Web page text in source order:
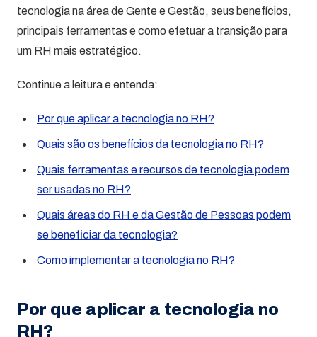
tecnologia na área de Gente e Gestão, seus benefícios,
principais ferramentas e como efetuar a transição para
um RH mais estratégico.
Continue a leitura e entenda:
Por que aplicar a tecnologia no RH?
Quais são os benefícios da tecnologia no RH?
Quais ferramentas e recursos de tecnologia podem
ser usadas no RH?
Quais áreas do RH e da Gestão de Pessoas podem
se beneficiar da tecnologia?
Como implementar a tecnologia no RH?
Por que aplicar a tecnologia no
RH?